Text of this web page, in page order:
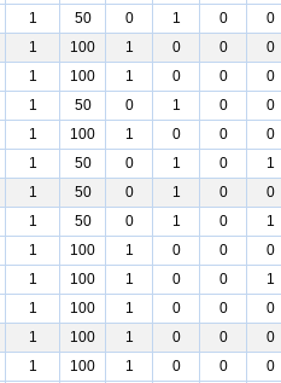
1 50 0 1 0
0
1 100 1 0 0
0
1 100 1 0 0
0
1 50 0 1 0
0
1 100 1 0 0
0
1 50 0 1 0
1
1 50 0 1 0
0
1 50 0 1 0
1
1 100 1 0 0
0
1 100 1 0 0
1
1 100 1 0 0
0
1 100 1 0 0
0
1 100 1 0 0
0